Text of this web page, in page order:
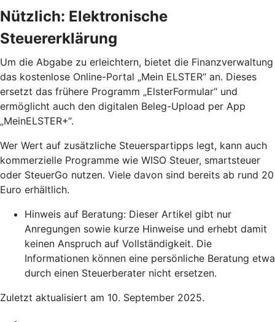
Nützlich: Elektronische
Steuererklärung
Um die Abgabe zu erleichtern, bietet die Finanzverwaltung
das kostenlose Online-Portal „Mein ELSTER“ an. Dieses
ersetzt das frühere Programm „ElsterFormular“ und
ermöglicht auch den digitalen Beleg-Upload per App
„MeinELSTER+“.
Wer Wert auf zusätzliche Steuerspartipps legt, kann auch
kommerzielle Programme wie WISO Steuer, smartsteuer
oder SteuerGo nutzen. Viele davon sind bereits ab rund 20
Euro erhältlich.
Hinweis auf Beratung: Dieser Artikel gibt nur
Anregungen sowie kurze Hinweise und erhebt damit
keinen Anspruch auf Vollständigkeit. Die
Informationen können eine persönliche Beratung etwa
durch einen Steuerberater nicht ersetzen.
Zuletzt aktualisiert am 10. September 2025.